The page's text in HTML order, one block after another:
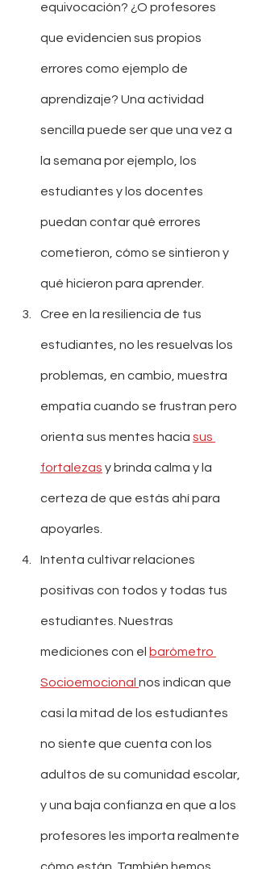
equivocación? ¿O profesores
que evidencien sus propios
errores como ejemplo de
aprendizaje? Una actividad
sencilla puede ser que una vez a
la semana por ejemplo, los
estudiantes y los docentes
puedan contar qué errores
cometieron, cómo se sintieron y
qué hicieron para aprender.
Cree en la resiliencia de tus
estudiantes, no les resuelvas los
problemas, en cambio, muestra
empatía cuando se frustran pero
orienta sus mentes hacia sus
fortalezas y brinda calma y la
certeza de que estás ahí para
apoyarles.
Intenta cultivar relaciones
positivas con todos y todas tus
estudiantes. Nuestras
mediciones con el barómetro
Socioemocional nos indican que
casi la mitad de los estudiantes
no siente que cuenta con los
adultos de su comunidad escolar,
y una baja confianza en que a los
profesores les importa realmente